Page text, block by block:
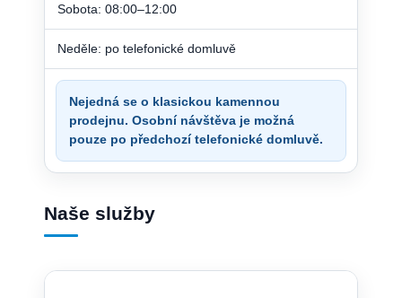
Sobota: 08:00–12:00
Neděle: po telefonické domluvě
Nejedná se o klasickou kamennou
prodejnu. Osobní návštěva je možná
pouze po předchozí telefonické domluvě.
Naše služby